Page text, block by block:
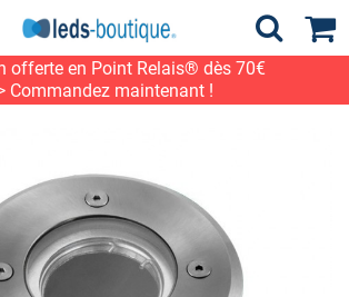
offerte en Point Relais® dès 70€
Commandez maintenant !